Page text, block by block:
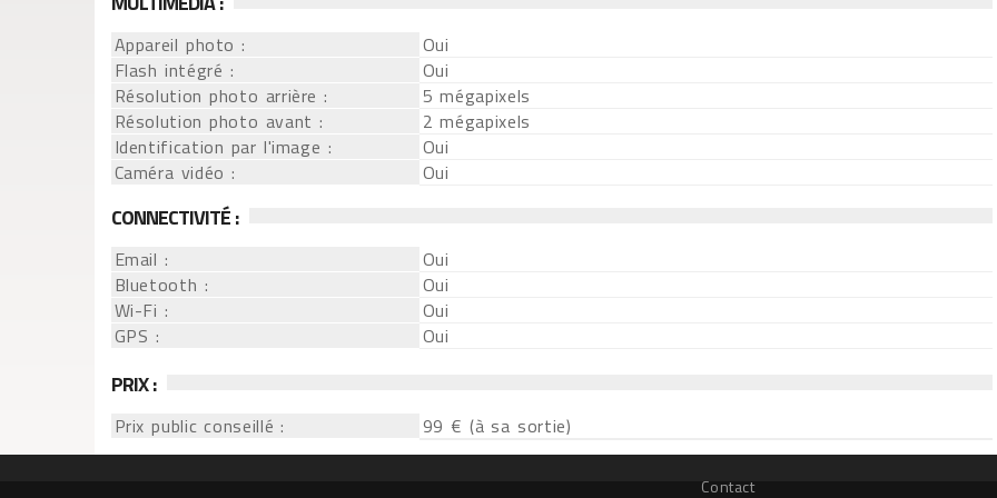
Appareil photo :
Oui
Flash intégré :
Oui
Résolution photo arrière :
5 mégapixels
Résolution photo avant :
2 mégapixels
Identification par l'image :
Oui
Caméra vidéo :
Oui
CONNECTIVITÉ :
Email :
Oui
Bluetooth :
Oui
Wi-Fi :
Oui
GPS :
Oui
PRIX :
Prix public conseillé : 99 € (à sa sortie)
Contact